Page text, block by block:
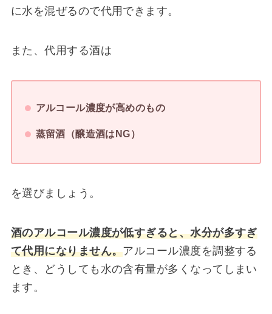
に水を混ぜるので代用できます。
また、代用する酒は
アルコール濃度が高めのもの
蒸留酒（醸造酒はNG）
を選びましょう。
酒のアルコール濃度が低すぎると、水分が多すぎ
て代用になりません。アルコール濃度を調整する
とき、どうしても水の含有量が多くなってしまい
ます。